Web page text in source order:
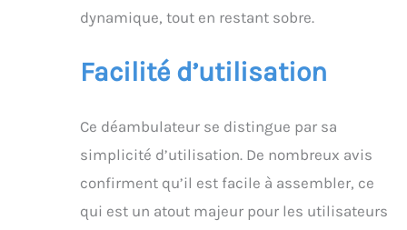
dynamique, tout en restant sobre.
Facilité d’utilisation
Ce déambulateur se distingue par sa
simplicité d’utilisation. De nombreux avis
confirment qu’il est facile à assembler, ce
qui est un atout majeur pour les utilisateurs